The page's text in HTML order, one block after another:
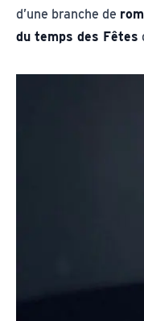
d’une branche de
du temps des Fêtes